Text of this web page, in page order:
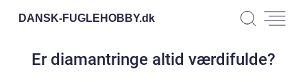
DANSK-FUGLEHOBBY.dk
Er diamantringe altid værdifulde?